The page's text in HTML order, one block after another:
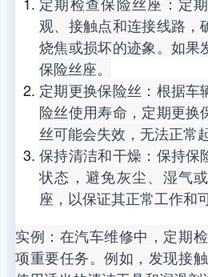
观、接触点和连接线路，
烧焦或损坏的迹象。如果
保险丝座。
定期更换保险丝：根据车
险丝使用寿命，定期更换
丝可能会失效，无法正常
保持清洁和干燥：保持保
状态，避免灰尘、湿气
座，以保证其正常工作和
实例：在汽车维修中，定期
项重要任务。例如，发现接